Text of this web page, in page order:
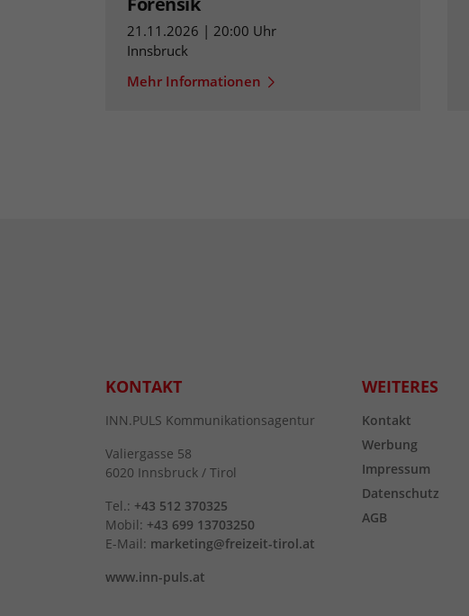
21.11.2026 | 20:00 Uhr
Innsbruck
Mehr Informationen
KONTAKT
INN.PULS Kommunikationsagentur
Valiergasse 58
6020 Innsbruck / Tirol
Tel.: +43 512 370325
Mobil: +43 699 13703250
E-Mail: marketing@freizeit-tirol.at
www.inn-puls.at
WEITERES
Kontakt
Werbung
Impressum
Datenschutz
AGB